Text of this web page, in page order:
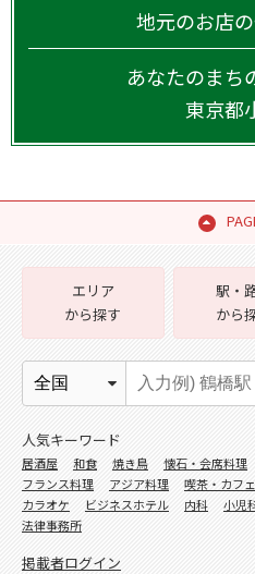
地元のお店
あなたのまち
東京都
エリア
から探す
駅・
から
人気キーワード
居酒屋 和食 焼き鳥 懐石・会席料理
フランス料理
アジア料理 喫茶・カフェ
カラオケ
ビジネスホテル 内科 小児
法律事務所
掲載者ログイン